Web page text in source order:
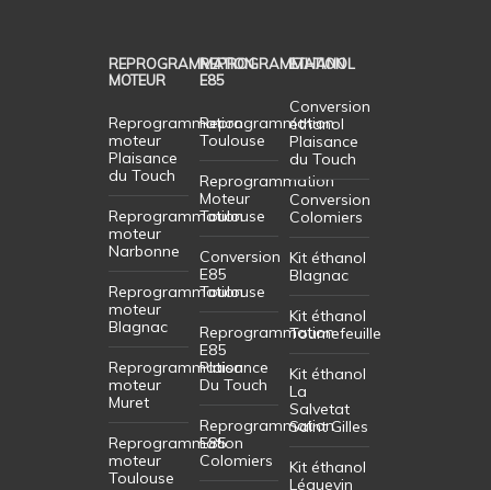
REPROGRAMMATION
MOTEUR
Reprogrammation
moteur
Plaisance
du Touch
Reprogrammation
moteur
Narbonne
Reprogrammation
moteur
Blagnac
Reprogrammation
moteur
Muret
Reprogrammation
moteur
Toulouse
REPROGRAMMATION
E85
Reprogrammation
Toulouse
Reprogrammation
Moteur
Toulouse
Conversion
E85
Toulouse
Reprogrammation
E85
Plaisance
Du Touch
Reprogrammation
E85
Colomiers
ETHANOL
Conversion
éthanol
Plaisance
du Touch
Conversion
Colomiers
Kit éthanol
Blagnac
Kit éthanol
Tournefeuille
Kit éthanol
La
Salvetat
Saint Gilles
Kit éthanol
Léguevin